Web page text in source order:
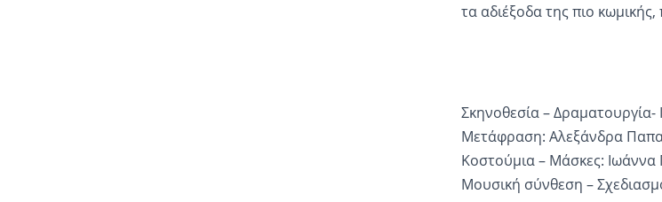
τα αδιέξοδα της πιο
Σκηνοθεσία –
Μετάφραση: Αλεξάνδρα
Κοστούμια – Μάσκες:
Μουσική σύνθεση –